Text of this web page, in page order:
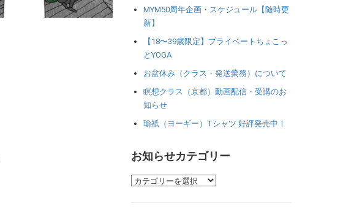
MYM50周年企画・スケジュール【随時更
新】
【18〜39歳限定】プライベートちょこっ
とYOGA
お盆休み（クラス・発送業務）について
瞑想クラス（京都）動画配信・受講のお
知らせ
瑜祇（ヨーギー）Tシャツ 好評発売中！
お知らせカテゴリー